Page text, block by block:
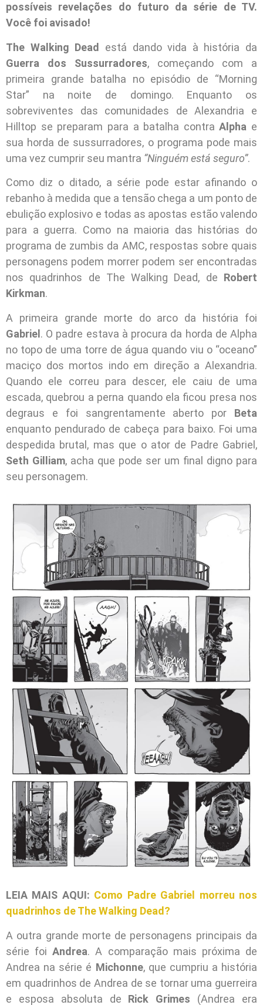
possíveis revelações do futuro da série de TV.
Você foi avisado!
The Walking Dead está dando vida à história da
Guerra dos Sussurradores, começando com a
primeira grande batalha no episódio de “Morning
Star” na noite de domingo. Enquanto os
sobreviventes das comunidades de Alexandria e
Hilltop se preparam para a batalha contraAlpha e
sua horda de sussurradores, o programa pode mais
uma vez cumprir seu mantra “Ninguém está seguro”.
Como diz o ditado, a série pode estar afinando o
rebanho à medida que a tensão chega a um ponto de
ebulição explosivo e todas as apostas estão valendo
para a guerra. Como na maioria das histórias do
programa de zumbis da AMC, respostas sobre quais
personagens podem morrer podem ser encontradas
nos quadrinhos de The Walking Dead, de Robert
Kirkman.
A primeira grande morte do arco da história foi
Gabriel. O padre estava à procura da horda de Alpha
no topo de uma torre de água quando viu o “oceano”
maciço dos mortos indo em direção a Alexandria.
Quando ele correu para descer, ele caiu de uma
escada, quebrou a perna quando ela ficou presa nos
degraus e foi sangrentamente aberto por Beta
enquanto pendurado de cabeça para baixo. Foi uma
despedida brutal, mas que o ator de Padre Gabriel,
Seth Gilliam, acha que pode ser um final digno para
seu personagem.
LEIA MAIS AQUI: Como Padre Gabriel morreu nos
quadrinhos de The Walking Dead?
A outra grande morte de personagens principais da
série foiAndrea. A comparação mais próxima de
Andrea na série é Michonne, que cumpriu a história
em quadrinhos de Andrea de se tornar uma guerreira
e esposa absoluta de Rick Grimes (Andrea era